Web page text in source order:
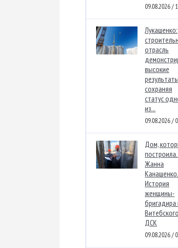
09.08.2026 /
Лукашенко:
отрасль
высокие
сохраняя
статус
из...
09.08.2026 /
Дом,
Жанна
Канашенко.
История
женщины-
бригадира
Витебского
ДСК
09.08.2026 /